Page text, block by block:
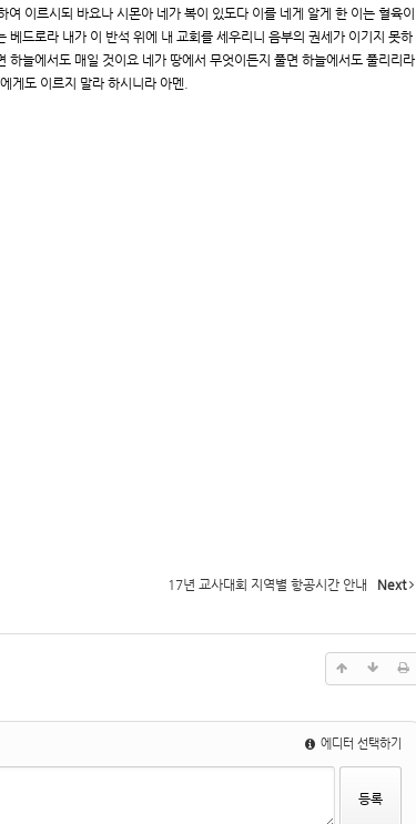
이르시되 바요나 시몬아 네가 복이 있도다 이를 네게 알게 한 이는 혈육이
드로라 내가 이 반석 위에 내 교회를 세우리니 음부의 권세가 이기지 못하
늘에서도 매일 것이요 네가 땅에서 무엇이든지 풀면 하늘에서도 풀리리라
게도 이르지 말라 하시니라 아멘.
17년 교사대회 지역별 항공시간 안내 Next
에디터 선택하기